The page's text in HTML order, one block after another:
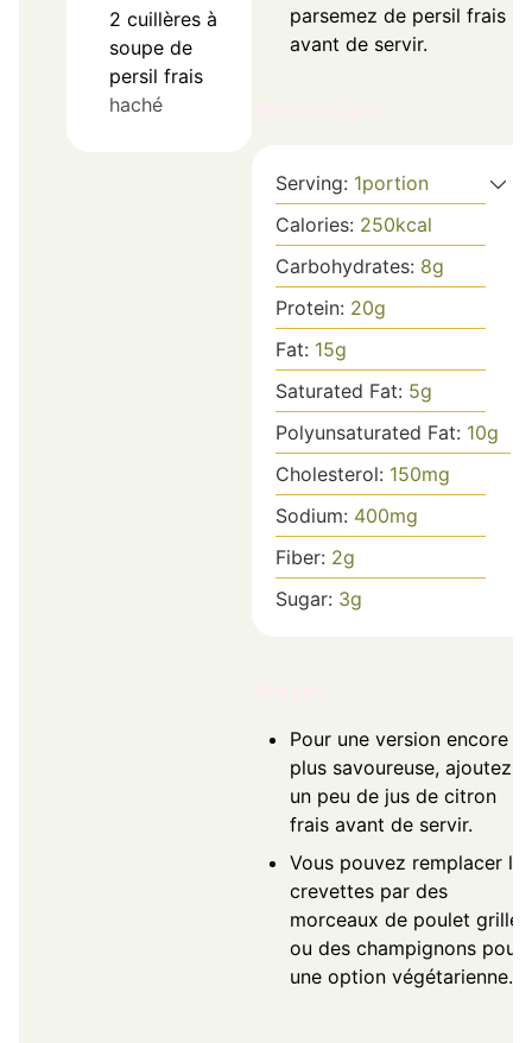
2 cuillères à
soupe de
persil frais
haché
parsemez de persil frais
avant de servir.
Serving: 1portion
Calories: 250kcal
Carbohydrates: 8g
Protein: 20g
Fat: 15g
Saturated Fat: 5g
Polyunsaturated Fat: 10g
Cholesterol: 150mg
Sodium: 400mg
Fiber: 2g
Sugar: 3g
Pour une version encore
plus savoureuse, ajoutez
un peu de jus de citron
frais avant de servir.
Vous pouvez remplacer les
crevettes par des
morceaux de poulet grillé
ou des champignons pour
une option végétarienne.